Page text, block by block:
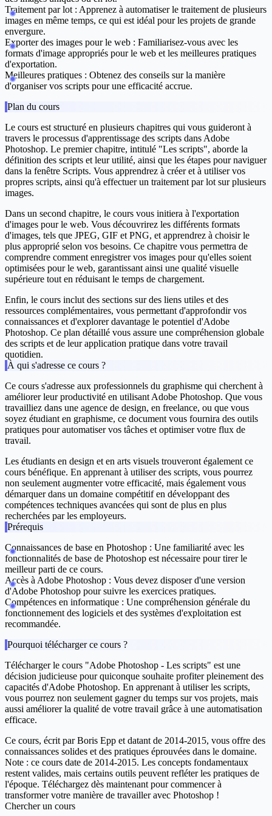
Traitement par lot : Apprenez à automatiser le traitement de plusieurs
images en même temps, ce qui est idéal pour les projets de grande
envergure.
Exporter des images pour le web : Familiarisez-vous avec les
formats d'image appropriés pour le web et les meilleures pratiques
d'exportation.
Meilleures pratiques : Obtenez des conseils sur la manière
d'organiser vos scripts pour une efficacité accrue.
Plan du cours
Le cours est structuré en plusieurs chapitres qui vous guideront à
travers le processus d'apprentissage des scripts dans Adobe
Photoshop. Le premier chapitre, intitulé "Les scripts", aborde la
définition des scripts et leur utilité, ainsi que les étapes pour naviguer
dans la fenêtre Scripts. Vous apprendrez à créer et à utiliser vos
propres scripts, ainsi qu'à effectuer un traitement par lot sur plusieurs
images.
Dans un second chapitre, le cours vous initiera à l'exportation
d'images pour le web. Vous découvrirez les différents formats
d'images, tels que JPEG, GIF et PNG, et apprendrez à choisir le
plus approprié selon vos besoins. Ce chapitre vous permettra de
comprendre comment enregistrer vos images pour qu'elles soient
optimisées pour le web, garantissant ainsi une qualité visuelle
supérieure tout en réduisant le temps de chargement.
Enfin, le cours inclut des sections sur des liens utiles et des
ressources complémentaires, vous permettant d'approfondir vos
connaissances et d'explorer davantage le potentiel d'Adobe
Photoshop. Ce plan détaillé vous assure une compréhension globale
des scripts et de leur application pratique dans votre travail
quotidien.
À qui s'adresse ce cours ?
Ce cours s'adresse aux professionnels du graphisme qui cherchent à
améliorer leur productivité en utilisant Adobe Photoshop. Que vous
travailliez dans une agence de design, en freelance, ou que vous
soyez étudiant en graphisme, ce document vous fournira des outils
pratiques pour automatiser vos tâches et optimiser votre flux de
travail.
Les étudiants en design et en arts visuels trouveront également ce
cours bénéfique. En apprenant à utiliser des scripts, vous pourrez
non seulement augmenter votre efficacité, mais également vous
démarquer dans un domaine compétitif en développant des
compétences techniques avancées qui sont de plus en plus
recherchées par les employeurs.
Prérequis
Connaissances de base en Photoshop : Une familiarité avec les
fonctionnalités de base de Photoshop est nécessaire pour tirer le
meilleur parti de ce cours.
Accès à Adobe Photoshop : Vous devez disposer d'une version
d'Adobe Photoshop pour suivre les exercices pratiques.
Compétences en informatique : Une compréhension générale du
fonctionnement des logiciels et des systèmes d'exploitation est
recommandée.
Pourquoi télécharger ce cours ?
Télécharger le cours "Adobe Photoshop - Les scripts" est une
décision judicieuse pour quiconque souhaite profiter pleinement des
capacités d'Adobe Photoshop. En apprenant à utiliser les scripts,
vous pourrez non seulement gagner du temps sur vos projets, mais
aussi améliorer la qualité de votre travail grâce à une automatisation
efficace.
Ce cours, écrit par Boris Epp et datant de 2014-2015, vous offre des
connaissances solides et des pratiques éprouvées dans le domaine.
Note : ce cours date de 2014-2015. Les concepts fondamentaux
restent valides, mais certains outils peuvent refléter les pratiques de
l'époque. Téléchargez dès maintenant pour commencer à
transformer votre manière de travailler avec Photoshop !
Chercher un cours